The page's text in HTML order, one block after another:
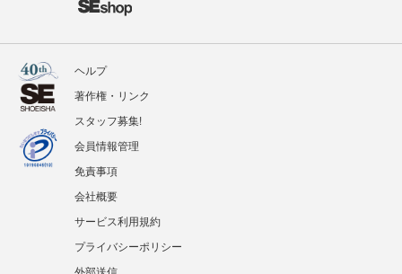
ヘルプ
著作権・リンク
スタッフ募集!
会員情報管理
免責事項
会社概要
サービス利用規約
プライバシーポリシー
外部送信